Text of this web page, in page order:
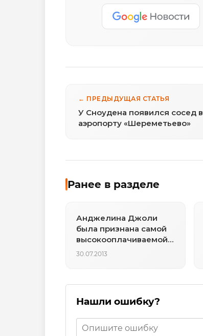
← ПРЕДЫДУЩАЯ СТАТЬЯ
У Сноудена появился сосед в
аэропорту «Шереметьево»
Ранее в разделе
Анджелина Джоли
была признана самой
высокооплачиваемой
актрисой
30.07.2013
Нашли ошибку?